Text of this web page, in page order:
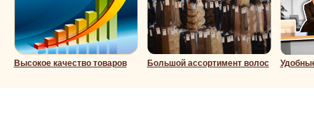
Высокое качество товаров Большой ассортимент волос